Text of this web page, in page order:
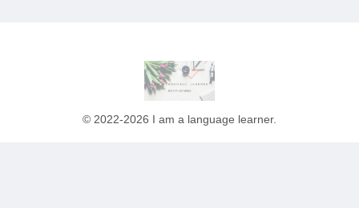
© 2022-2026 I am a language learner.